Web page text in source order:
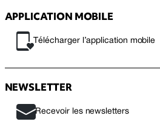
APPLICATION MOBILE
Télécharger l’application mobile
NEWSLETTER
Recevoir les newsletters